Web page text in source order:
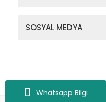
Whatsapp Bilgi
SOSYAL MEDYA